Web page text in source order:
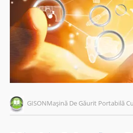
GISONMașină De Găurit Portabilă